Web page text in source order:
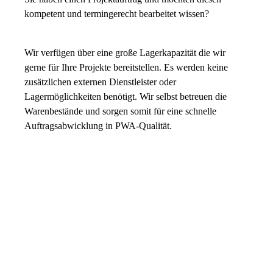
kompetent und termingerecht bearbeitet wissen?
Wir verfügen über eine große Lagerkapazität die wir
gerne für Ihre Projekte bereitstellen. Es werden keine
zusätzlichen externen Dienstleister oder
Lagermöglichkeiten benötigt. Wir selbst betreuen die
Warenbestände und sorgen somit für eine schnelle
Auftragsabwicklung in PWA-Qualität.